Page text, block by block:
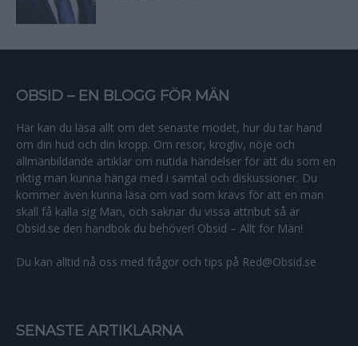
OBSID – EN BLOGG FÖR MÄN
Här kan du läsa allt om det senaste modet, hur du tar hand
om din hud och din kropp. Om resor, krogliv, nöje och
allmänbildande artiklar om nutida händelser för att du som en
riktig man kunna hänga med i samtal och diskussioner. Du
kommer även kunna läsa om vad som krävs för att en man
skall få kalla sig Man, och saknar du vissa attribut så är
Obsid.se den handbok du behöver! Obsid – Allt för Män!
Du kan alltid nå oss med frågor och tips på Red@Obsid.se
SENASTE ARTIKLARNA